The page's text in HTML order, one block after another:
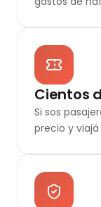
Cientos
Si sos
precio y